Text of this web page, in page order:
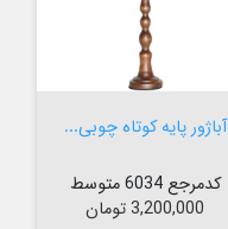
آباژور پایه کوتاه چوبی...
کدمرجع 6034 متوسط
قیمت
3,200,000 تومان